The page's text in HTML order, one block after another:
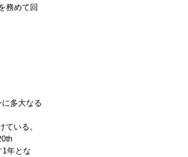
務めて回
多大なる
いる。
1年とな